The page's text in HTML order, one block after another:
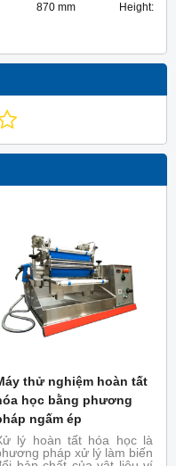
870 mm Height:
thử nghiệm hoàn tất
học bằng phương
ngấm ép
lý hoàn tất hóa học là
pháp xử lý làm biến